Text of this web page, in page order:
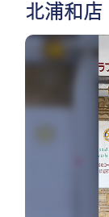
北浦和店